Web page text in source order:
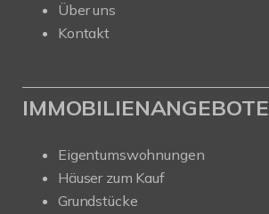
Über uns
Kontakt
IMMOBILIENANGEBOTE
Eigentumswohnungen
Häuser zum Kauf
Grundstücke